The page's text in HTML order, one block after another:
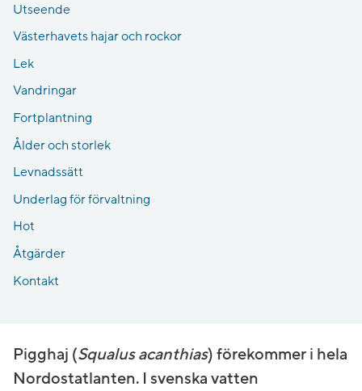
Utseende
Västerhavets hajar och rockor
Lek
Vandringar
Fortplantning
Ålder och storlek
Levnadssätt
Underlag för förvaltning
Hot
Åtgärder
Kontakt
Pigghaj (Squalus acanthias) förekommer i hela
Nordostatlanten. I svenska vatten